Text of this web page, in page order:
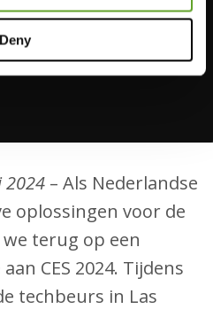
Deny
2024 – Als Nederlandse
oplossingen voor de
terug op een
CES 2024. Tijdens
techbeurs in Las